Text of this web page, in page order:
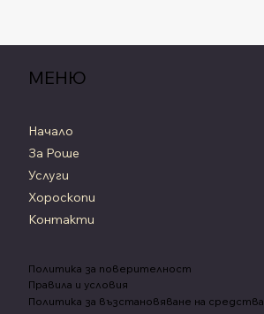
МЕНЮ
Начало
За Роше
Услуги
Хороскопи
Контакти
Политика за поверителност
Правила и условия
Политика за възстановяване на средства